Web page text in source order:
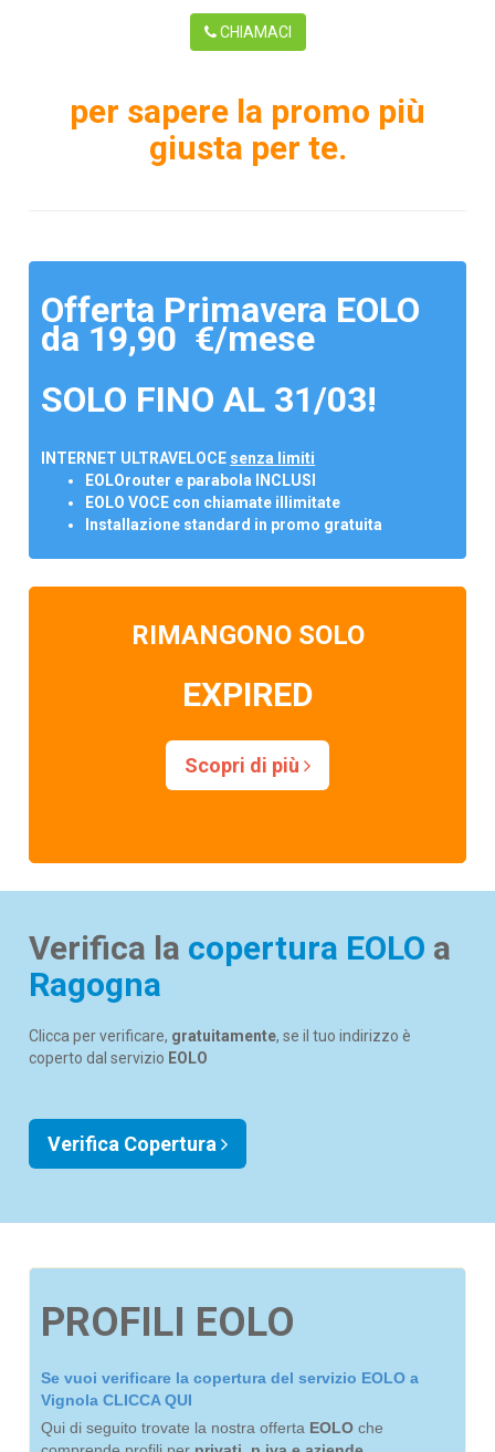
CHIAMACI
per sapere la promo più
giusta per te.
Offerta Primavera EOLO
da 19,90 €/mese
SOLO FINO AL 31/03!
INTERNET ULTRAVELOCE senza limiti
EOLOrouter e parabola INCLUSI
EOLO VOCE con chiamate illimitate
Installazione standard in promo gratuita
RIMANGONO SOLO
EXPIRED
Scopri di più
Verifica la copertura EOLO a
Ragogna
Clicca per verificare, gratuitamente, se il tuo indirizzo è
coperto dal servizio EOLO
Verifica Copertura
PROFILI EOLO
Se vuoi verificare la copertura del servizio EOLO a
Vignola CLICCA QUI
Qui di seguito trovate la nostra offerta EOLO che